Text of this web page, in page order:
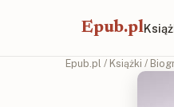
Epub.pl
Epub.pl / Książki /